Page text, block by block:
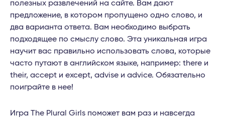
полезных развлечений на сайте. Вам дают
предложение, в котором пропущено одно слово, и
два варианта ответа. Вам необходимо выбрать
подходящее по смыслу слово. Эта уникальная игра
научит вас правильно использовать слова, которые
часто путают в английском языке, например: there и
their, accept и except, advise и advice. Обязательно
поиграйте в нее!
Игра The Plural Girls поможет вам раз и навсегда